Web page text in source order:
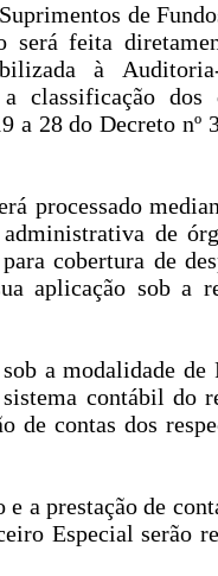
de
será feita
à
classificação dos
a 28 do Decreto nº
processado
de
cobertura de
aplicação sob a
a modalidade
contábil do
de contas dos
a prestação de
Especial serão